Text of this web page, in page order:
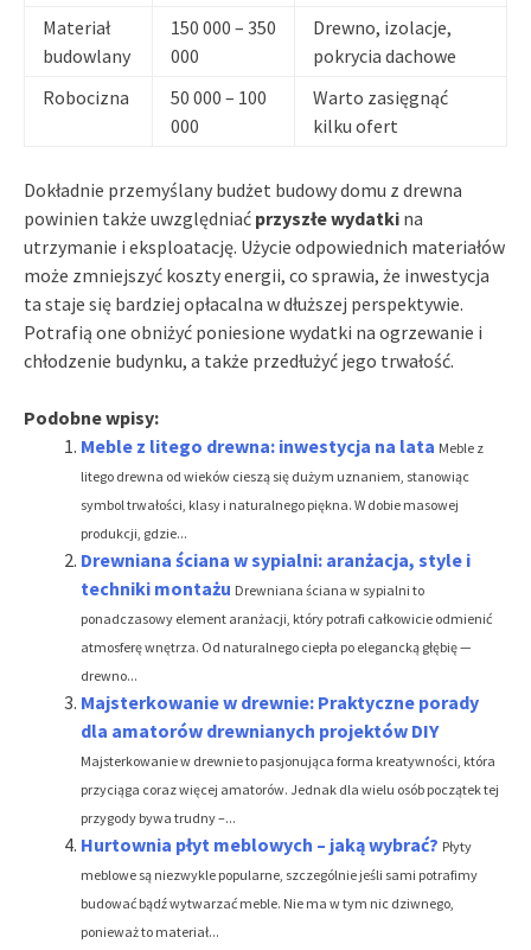
Materiał
budowlany
150 000 – 350
000
Drewno, izolacje,
pokrycia dachowe
Robocizna
50 000 – 100
000
Warto zasięgnąć
kilku ofert
Dokładnie przemyślany budżet budowy domu z drewna
powinien także uwzględniać przyszłe wydatki na
utrzymanie i eksploatację. Użycie odpowiednich materiałów
może zmniejszyć koszty energii, co sprawia, że inwestycja
ta staje się bardziej opłacalna w dłuższej perspektywie.
Potrafią one obniżyć poniesione wydatki na ogrzewanie i
chłodzenie budynku, a także przedłużyć jego trwałość.
Podobne wpisy:
Meble z litego drewna: inwestycja na lata Meble z
litego drewna od wieków cieszą się dużym uznaniem, stanowiąc
symbol trwałości, klasy i naturalnego piękna. W dobie masowej
produkcji, gdzie...
Drewniana ściana w sypialni: aranżacja, style i
techniki montażu Drewniana ściana w sypialni to
ponadczasowy element aranżacji, który potrafi całkowicie odmienić
atmosferę wnętrza. Od naturalnego ciepła po elegancką głębię —
drewno...
Majsterkowanie w drewnie: Praktyczne porady
dla amatorów drewnianych projektów DIY
Majsterkowanie w drewnie to pasjonująca forma kreatywności, która
przyciąga coraz więcej amatorów. Jednak dla wielu osób początek tej
przygody bywa trudny –...
Hurtownia płyt meblowych – jaką wybrać? Płyty
meblowe są niezwykle popularne, szczególnie jeśli sami potrafimy
budować bądź wytwarzać meble. Nie ma w tym nic dziwnego,
ponieważ to materiał...